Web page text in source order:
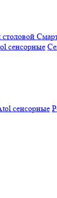
сенсорные
сенсорные